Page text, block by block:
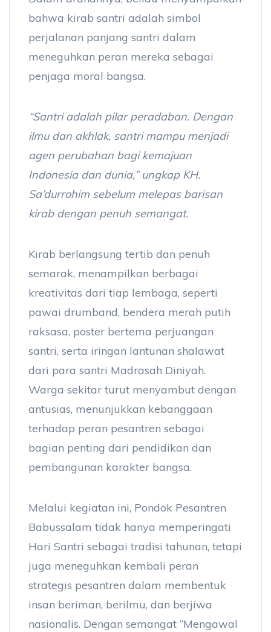
bahwa kirab santri adalah simbol
perjalanan panjang santri dalam
meneguhkan peran mereka sebagai
penjaga moral bangsa.
“Santri adalah pilar peradaban. Dengan
ilmu dan akhlak, santri mampu menjadi
agen perubahan bagi kemajuan
Indonesia dan dunia,” ungkap KH.
Sa’durrohim sebelum melepas barisan
kirab dengan penuh semangat.
Kirab berlangsung tertib dan penuh
semarak, menampilkan berbagai
kreativitas dari tiap lembaga, seperti
pawai drumband, bendera merah putih
raksasa, poster bertema perjuangan
santri, serta iringan lantunan shalawat
dari para santri Madrasah Diniyah.
Warga sekitar turut menyambut dengan
antusias, menunjukkan kebanggaan
terhadap peran pesantren sebagai
bagian penting dari pendidikan dan
pembangunan karakter bangsa.
Melalui kegiatan ini, Pondok Pesantren
Babussalam tidak hanya memperingati
Hari Santri sebagai tradisi tahunan, tetapi
juga meneguhkan kembali peran
strategis pesantren dalam membentuk
insan beriman, berilmu, dan berjiwa
nasionalis. Dengan semangat “Mengawal